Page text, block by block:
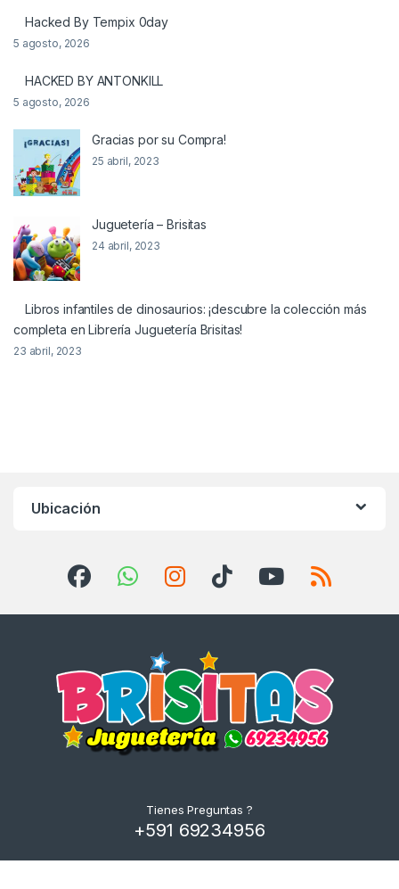
Hacked By Tempix 0day
5 agosto, 2026
HACKED BY ANTONKILL
5 agosto, 2026
Gracias por su Compra!
25 abril, 2023
Juguetería – Brisitas
24 abril, 2023
Libros infantiles de dinosaurios: ¡descubre la colección más
completa en Librería Juguetería Brisitas!
23 abril, 2023
Ubicación
Tienes Preguntas ?
+591 69234956